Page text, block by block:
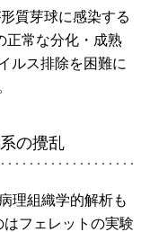
質芽球に感染する
正常な分化・成熟
ルス排除を困難に
の攪乱
理組織学的解析も
フェレットの実験